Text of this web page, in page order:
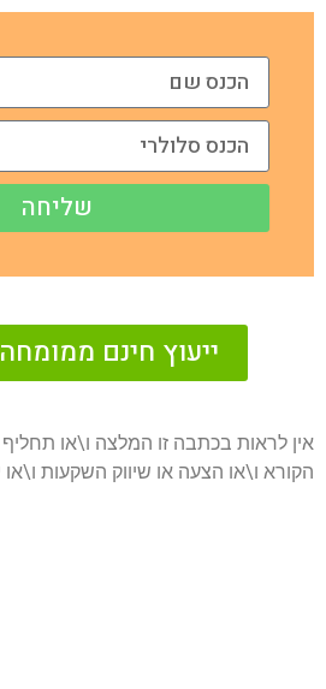
שליחה
ייעוץ חינם
אין לראות בכתבה זו המלצה ו\או
הקורא ו\או הצעה או שיווק השקעות ו\או